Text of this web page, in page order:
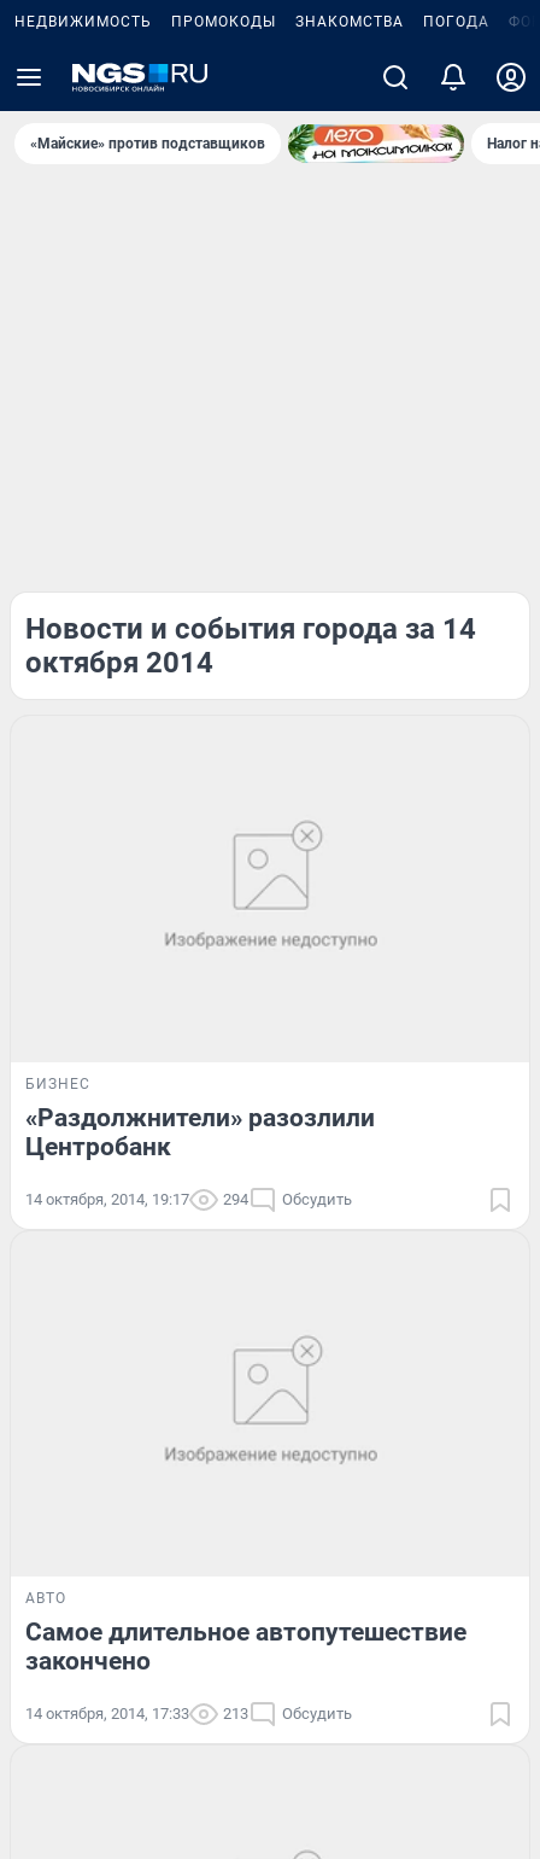
НЕДВИЖИМОСТЬ ПРОМОКОДЫ ЗНАКОМСТВА ПОГОДА
«Майские» против подставщиков Налог
Новости и события города за 14
октября 2014
БИЗНЕС
«Раздолжнители» разозлили
Центробанк
14 октября, 2014, 19:17 294 Обсудить
АВТО
Самое длительное автопутешествие
закончено
14 октября, 2014, 17:33 213 Обсудить